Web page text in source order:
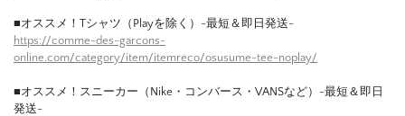
■オススメ！Tシャツ（Playを除く）-最短＆即日発送-
https://comme-des-garcons-
online.com/category/item/itemreco/osusume-tee-noplay/
■オススメ！スニーカー（Nike・コンバース・VANSなど）-最短＆即日
発送-